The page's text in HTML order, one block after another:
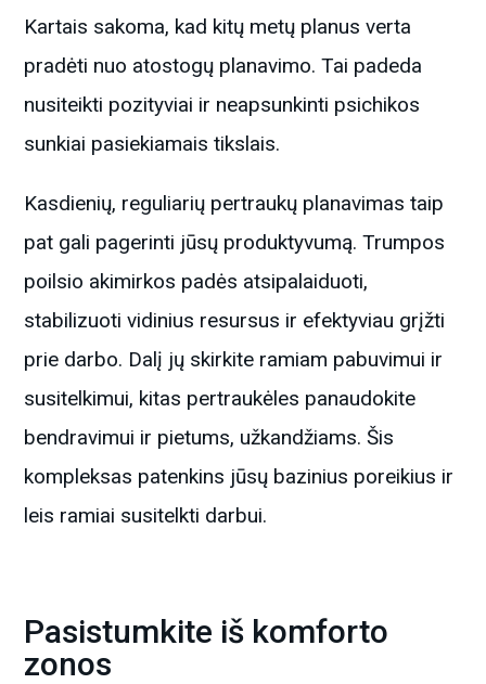
Kartais sakoma, kad kitų metų planus verta
pradėti nuo atostogų planavimo. Tai padeda
nusiteikti pozityviai ir neapsunkinti psichikos
sunkiai pasiekiamais tikslais.
Kasdienių, reguliarių pertraukų planavimas taip
pat gali pagerinti jūsų produktyvumą. Trumpos
poilsio akimirkos padės atsipalaiduoti,
stabilizuoti vidinius resursus ir efektyviau grįžti
prie darbo. Dalį jų skirkite ramiam pabuvimui ir
susitelkimui, kitas pertraukėles panaudokite
bendravimui ir pietums, užkandžiams. Šis
kompleksas patenkins jūsų bazinius poreikius ir
leis ramiai susitelkti darbui.
Pasistumkite iš komforto
zonos